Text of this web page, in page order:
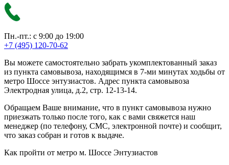
Пн.-пт.: с 9:00 до 19:00
+7 (495) 120-70-62
Вы можете самостоятельно забрать укомплектованный заказ
из пункта самовывоза, находящимся в 7-ми минутах ходьбы от
метро Шоссе энтузиастов. Адрес пункта самовывоза
Электродная улица, д.2, стр. 12-13-14.
Обращаем Ваше внимание, что в пункт самовывоза нужно
приезжать только после того, как с вами свяжется наш
менеджер (по телефону, СМС, электронной почте) и сообщит,
что заказ собран и готов к выдаче.
Как пройти от метро м. Шоссе Энтузиастов